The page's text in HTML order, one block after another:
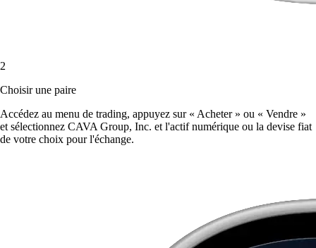
2
Choisir une paire
Accédez au menu de trading, appuyez sur « Acheter » ou « Vendre »
et sélectionnez CAVA Group, Inc. et l'actif numérique ou la devise fiat
de votre choix pour l'échange.